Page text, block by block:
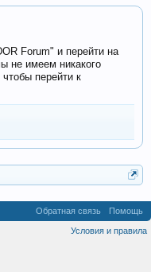
Forum" и перейти на
не имеем никакого
перейти к
Обратная связь Помощь
Условия и правила